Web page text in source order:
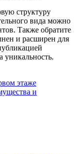
структуру
вида можно
Также обратите
и расширен для
уникальность.
этаже
и